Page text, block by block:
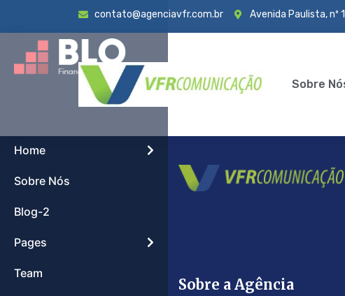
contato@agenciavfr.com.br Avenida Paulista, nº
Sobre
Home
Sobre Nós
Blog-2
Pages
Team
Sobre a Agência